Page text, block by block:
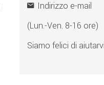
Indirizzo e-mail
(Lun.-Ven. 8-16 ore)
Siamo felici di